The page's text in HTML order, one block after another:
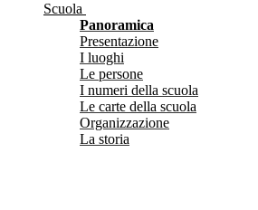
Scuola
Panoramica
Presentazione
I luoghi
Le persone
I numeri della scuola
Le carte della scuola
Organizzazione
La storia